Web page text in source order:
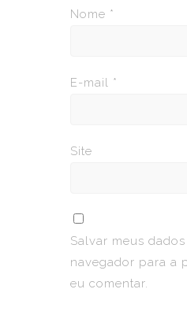
Nome *
E-mail *
Site
Salvar meus
navegador para a
eu comentar.